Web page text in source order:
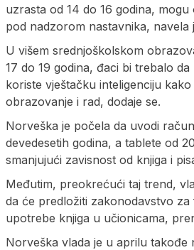
uzrasta od 14 do 16 godina,
pod nadzorom nastavnika, navela
U višem srednjoškolskom
17 do 19 godina, đaci bi trebalo
koriste vještačku inteligenciju
obrazovanje i rad, dodaje se.
Norveška je počela da uvodi
devedesetih godina, a tablete od
smanjujući zavisnost od knjiga i
Međutim, preokrećući taj trend,
da će predložiti zakonodavstvo za
upotrebe knjiga u učionicama,
Norveška vlada je u aprilu takođe